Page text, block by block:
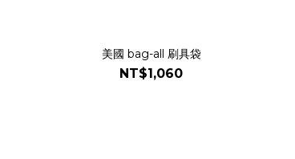
美國 bag-all 刷具袋
NT$1,060